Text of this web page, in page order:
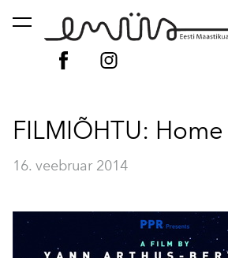
lisati ostukorvi. Vaata ostukorvi
FILMIÕHTU: Home
16. veebruar 2014